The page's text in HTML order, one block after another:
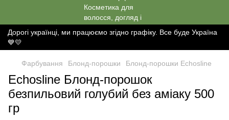
Дорогі українці, ми працюємо згідно графіку. Все буде Україна
💙💛
Фарбування Блонд-порошки Блонд-порошки Echosline
Echosline Блонд-порошок
безпильовий голубий без аміаку 500
гр